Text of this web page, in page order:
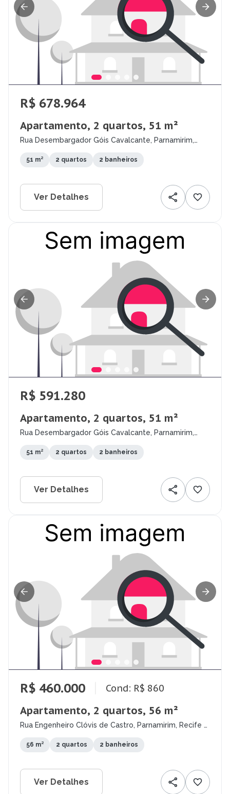
R$ 678.964
Apartamento, 2 quartos, 51 m²
Rua Desembargador Góis Cavalcante, Parnamirim,
51 m² 2 quartos 2 banheiros
Ver Detalhes
R$ 591.280
Apartamento, 2 quartos, 51 m²
Rua Desembargador Góis Cavalcante, Parnamirim,
51 m² 2 quartos 2 banheiros
Ver Detalhes
R$ 460.000 Cond: R$ 860
Apartamento, 2 quartos, 56 m²
Rua Engenheiro Clóvis de Castro, Parnamirim, Recife -
56 m² 2 quartos 2 banheiros
Ver Detalhes